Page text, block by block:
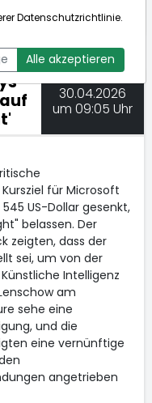
30.04.2026
um 09:05 Uhr
für Microsoft
US-Dollar gesenkt,
belassen. Der
zeigten, dass der
sei, um von der
Intelligenz
am
sehe eine
und die
eine vernünftige
angetrieben
Datenschutzrichtlinie.
Alle akzeptieren